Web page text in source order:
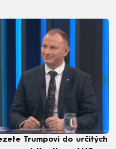
Trumpovi do určitých